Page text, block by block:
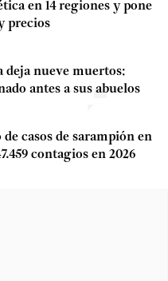
en 14 regiones y pone
precios
deja nueve muertos:
antes a sus abuelos
casos de sarampión en
contagios en 2026